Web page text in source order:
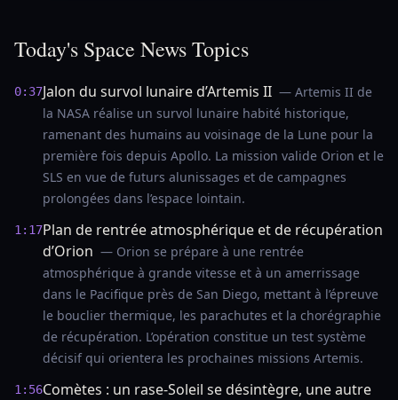
Today's Space News Topics
0:37Jalon du survol lunaire d’Artemis II — Artemis II de
la NASA réalise un survol lunaire habité historique,
ramenant des humains au voisinage de la Lune pour la
première fois depuis Apollo. La mission valide Orion et le
SLS en vue de futurs alunissages et de campagnes
prolongées dans l’espace lointain.
1:17Plan de rentrée atmosphérique et de récupération
d’Orion — Orion se prépare à une rentrée
atmosphérique à grande vitesse et à un amerrissage
dans le Pacifique près de San Diego, mettant à l’épreuve
le bouclier thermique, les parachutes et la chorégraphie
de récupération. L’opération constitue un test système
décisif qui orientera les prochaines missions Artemis.
1:56Comètes : un rase-Soleil se désintègre, une autre